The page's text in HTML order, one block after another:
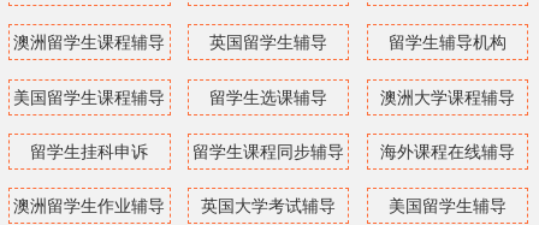
澳洲留学生课程辅导 英国留学生辅导 留学生辅导机构
美国留学生课程辅导 留学生选课辅导 澳洲大学课程辅导
留学生挂科申诉 留学生课程同步辅导 海外课程在线辅导
澳洲留学生作业辅导 英国大学考试辅导 美国留学生辅导